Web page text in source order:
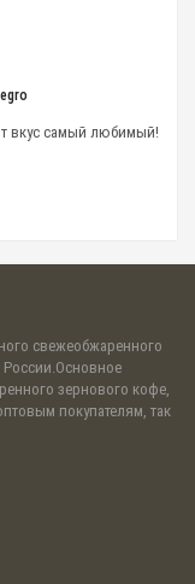
с применением
кофемашине.
для тех ценителей
содержать барную
из портафильтра
необходимых
вкус самый любимый!
свежеобжаренного
России.Основное
зернового кофе,
покупателям, так